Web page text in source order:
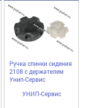
Ручка спинки сидения
2108 с держателем
Унип-Сервис
УНИП-Сервис